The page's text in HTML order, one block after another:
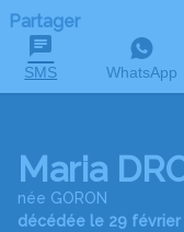
Partager
SMS WhatsApp
Maria
née GORON
décédée le 29 février